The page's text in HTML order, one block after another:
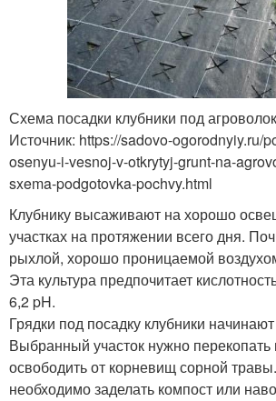
Схема посадки клубники под
Источник: https://sadovo-ogorodnyiy.ru/
osenyu-i-vesnoj-v-otkrytyj-grunt-na-
sxema-podgotovka-pochvy.html
Клубнику высаживают на хорошо
участках на протяжении всего дня.
рыхлой, хорошо проницаемой
Эта культура предпочитает
6,2 pH.
Грядки под посадку клубники
Выбранный участок нужно
освободить от корневищ сорной
необходимо заделать компост или